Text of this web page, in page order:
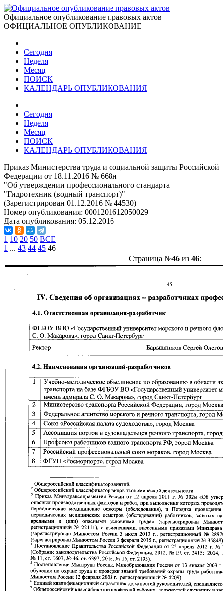
Официальное опубликование правовых актов
ОФИЦИАЛЬНОЕ ОПУБЛИКОВАНИЕ
Сегодня
Неделя
Месяц
ПОИСК
КАЛЕНДАРЬ ОПУБЛИКОВАНИЯ
Сегодня
Неделя
Месяц
ПОИСК
КАЛЕНДАРЬ ОПУБЛИКОВАНИЯ
Приказ Министерства труда и социальной защиты Российской
Федерации от 18.11.2016 № 668н
"Об утверждении профессионального стандарта
"Гидротехник (водный транспорт)"
(Зарегистрирован 01.12.2016 № 44530)
Номер опубликования: 0001201612050029
Дата опубликования: 05.12.2016
1 10 20 50 ВСЕ
1 ... 43 44 45 46
Страница №46из 46: